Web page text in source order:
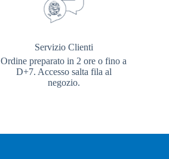
Servizio Clienti
Ordine preparato in 2 ore o fino a
D+7. Accesso salta fila al
negozio.